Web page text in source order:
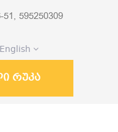
51, 595250309
რუკა